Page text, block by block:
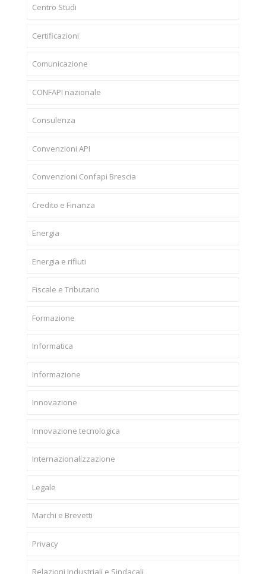
Centro Studi
Certificazioni
Comunicazione
CONFAPI nazionale
Consulenza
Convenzioni API
Convenzioni Confapi Brescia
Credito e Finanza
Energia
Energia e rifiuti
Fiscale e Tributario
Formazione
Informatica
Informazione
Innovazione
Innovazione tecnologica
Internazionalizzazione
Legale
Marchi e Brevetti
Privacy